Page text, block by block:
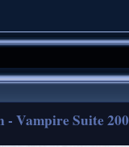
Vampire Suite